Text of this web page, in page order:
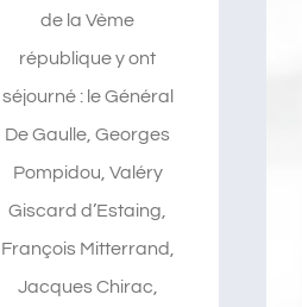
de la Vème
république y ont
séjourné : le Général
De Gaulle, Georges
Pompidou, Valéry
Giscard d’Estaing,
François Mitterrand,
Jacques Chirac,